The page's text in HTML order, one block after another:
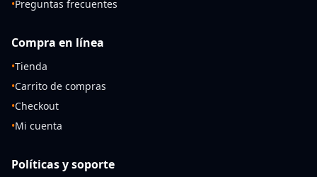
•Preguntas frecuentes
Compra en línea
•Tienda
•Carrito de compras
•Checkout
•Mi cuenta
Políticas y soporte